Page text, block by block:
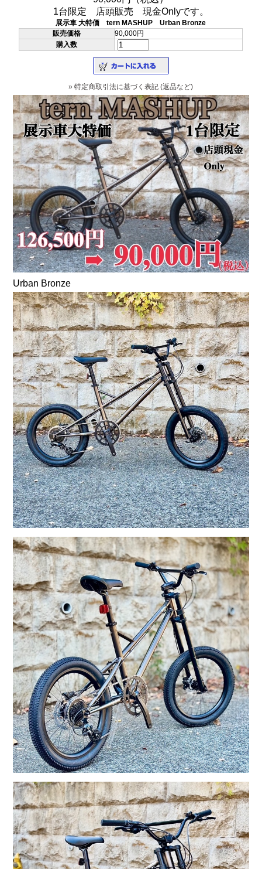
1台限定 店頭販売 現金Onlyです。
展示車 大特価 tern MASHUP Urban Bronze
販売価格
90,000円
購入数
» 特定商取引法に基づく表記 (返品など)
Urban Bronze